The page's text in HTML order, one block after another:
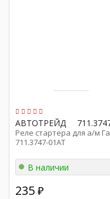
АВТОТРЕЙД
Реле стартера для а/м
711.3747-01АТ
В наличии
235 ₽